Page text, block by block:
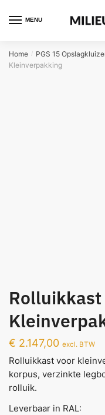
MENU
Home / PGS 15
Kleinverpakking
Rolluikkast
€ 2.147,00 excl. BTW
Rolluikkast voor
korpus, verzinkte
rolluik.
Leverbaar in RAL: